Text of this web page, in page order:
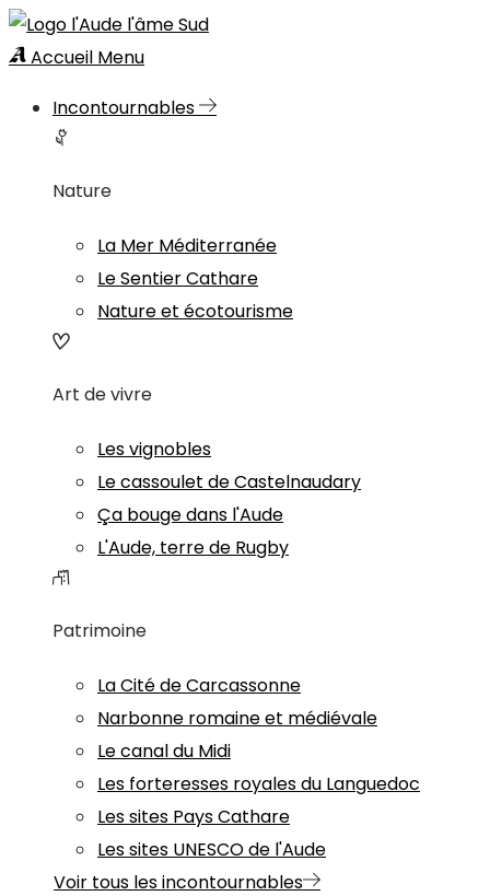
Accueil Menu
Incontournables
Nature
La Mer Méditerranée
Le Sentier Cathare
Nature et écotourisme
Art de vivre
Les vignobles
Le cassoulet de Castelnaudary
Ça bouge dans l'Aude
L'Aude, terre de Rugby
Patrimoine
La Cité de Carcassonne
Narbonne romaine et médiévale
Le canal du Midi
Les forteresses royales du Languedoc
Les sites Pays Cathare
Les sites UNESCO de l'Aude
Voir tous les incontournables